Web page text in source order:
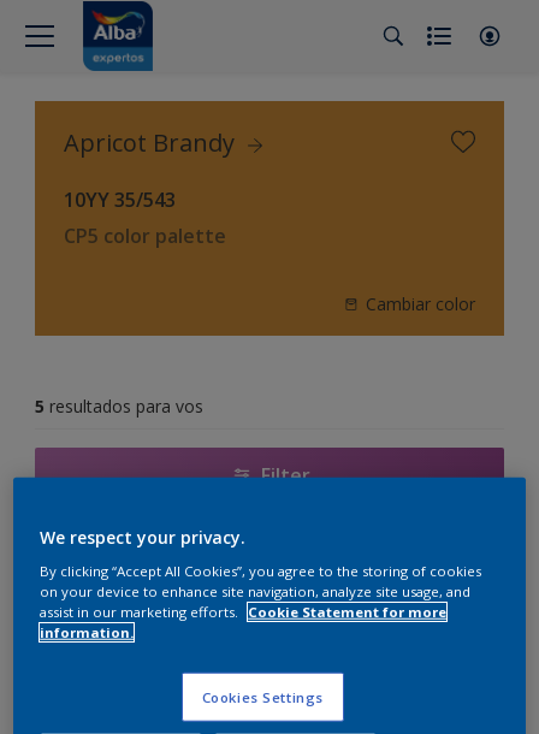
Apricot Brandy
10YY 35/543
CP5 color palette
Cambiar color
5 resultados para vos
Filter
Albalatex Extra Mate
Látex interior mate. Su exclusiva
mercado, utiliza la tecnología más
moderna en desarrollo y
elaboración de pinturas;
We respect your privacy.
By clicking “Accept All Cookies”, you agree to the storing of cookies
on your device to enhance site navigation, analyze site usage, and
assist in our marketing efforts. Cookie Statement for more
information.
Cookies Settings